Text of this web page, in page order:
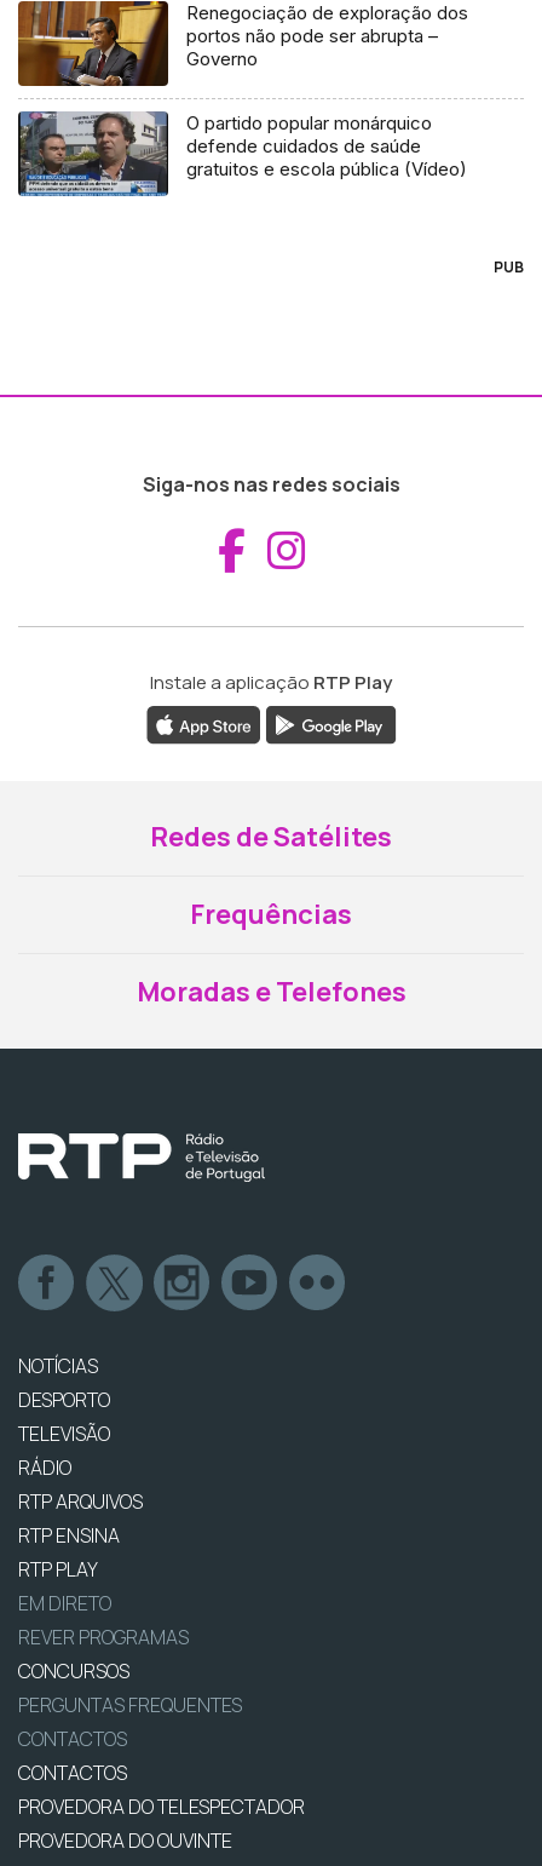
Renegociação de exploração dos
portos não pode ser abrupta –
Governo
O partido popular monárquico
defende cuidados de saúde
gratuitos e escola pública (Vídeo)
PUB
Siga-nos nas redes sociais
Aceder ao
Instale a aplicação RTP Play
Redes de Satélites
Frequências
Moradas e Telefones
NOTÍCIAS
DESPORTO
TELEVISÃO
RÁDIO
RTP ARQUIVOS
RTP ENSINA
RTP PLAY
EM DIRETO
REVER PROGRAMAS
CONCURSOS
PERGUNTAS FREQUENTES
CONTACTOS
CONTACTOS
PROVEDORA DO TELESPECTADOR
PROVEDORA DO OUVINTE